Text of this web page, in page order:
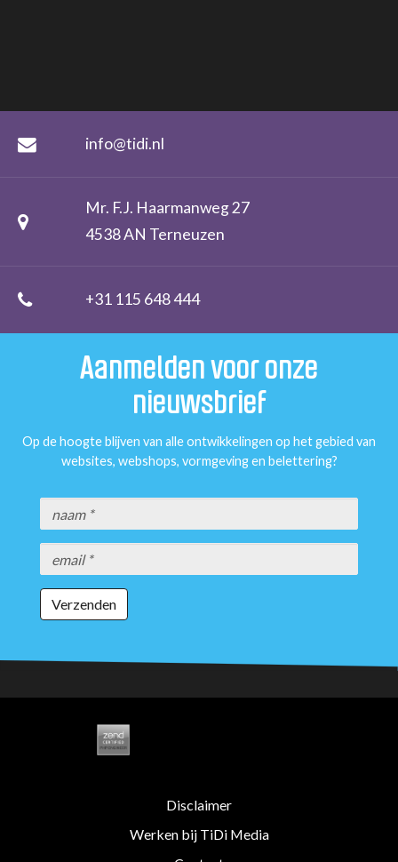
info@tidi.nl
Mr. F.J. Haarmanweg 27
4538 AN Terneuzen
+31 115 648 444
Aanmelden voor onze
nieuwsbrief
Op de hoogte blijven van alle ontwikkelingen op het gebied van
websites, webshops, vormgeving en belettering?
Verzenden
Disclaimer
Werken bij TiDi Media